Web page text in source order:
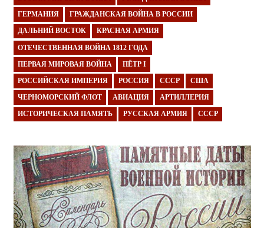
ГЕРМАНИЯ ГРАЖДАНСКАЯ ВОЙНА В РОССИИ
ДАЛЬНИЙ ВОСТОК КРАСНАЯ АРМИЯ
ОТЕЧЕСТВЕННАЯ ВОЙНА 1812 ГОДА
ПЕРВАЯ МИРОВАЯ ВОЙНА ПЁТР I
РОССИЙСКАЯ ИМПЕРИЯ РОССИЯ СССР США
ЧЕРНОМОРСКИЙ ФЛОТ АВИАЦИЯ АРТИЛЛЕРИЯ
ИСТОРИЧЕСКАЯ ПАМЯТЬ РУССКАЯ АРМИЯ СССР